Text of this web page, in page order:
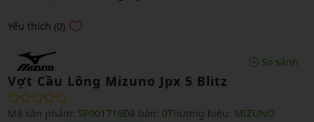
Yêu thích (0)
So sánh
Vợt Cầu Lông Mizuno Jpx 5 Blitz
Mã sản phẩm: SP001716Đã bán: 0Thương hiệu: MIZUNO